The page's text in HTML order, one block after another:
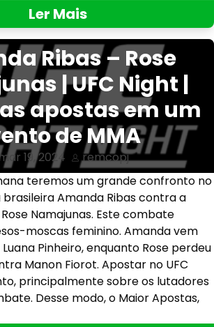
Ler Mais
Ribas – Rose
| UFC Night |
apostas em um
de MMA
19, 2024
remcopj
teremos um grande confronto no
brasileira Amanda Ribas contra a
Namajunas. Este combate
moscas feminino. Amanda vem
Pinheiro, enquanto Rose perdeu
Manon Fiorot. Apostar no UFC
principalmente sobre os lutadores
Desse modo, o Maior Apostas,